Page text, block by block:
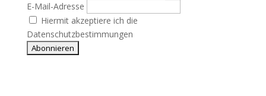
E-Mail-Adresse
Hiermit akzeptiere ich die
Datenschutzbestimmungen